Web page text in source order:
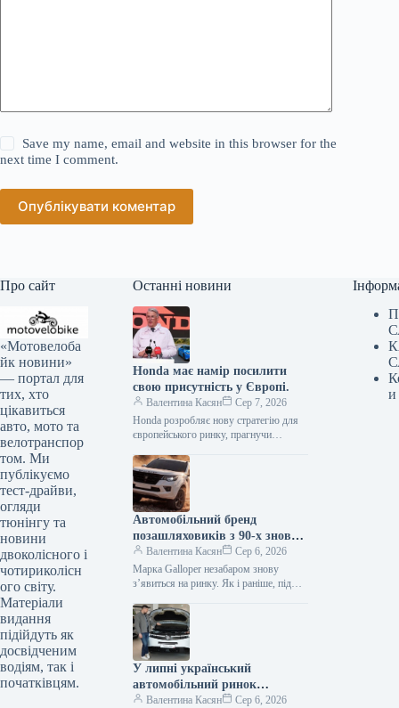
Save my name, email and website in this browser for the
next time I comment.
Опублікувати коментар
Про сайт
«Мотовелоба
йк новини»
— портал для
тих, хто
цікавиться
авто, мото та
велотранспор
том. Ми
публікуємо
тест-драйви,
огляди
тюнінгу та
новини
двоколісного і
чотириколісн
ого світу.
Матеріали
видання
підійдуть як
досвідченим
водіям, так і
початківцям.
Останні новини
Honda має намір посилити
свою присутність у Європі.
Валентина Касян
Сер 7, 2026
Honda розробляє нову стратегію для
європейського ринку, прагнучи
спаду обсягів збуту. Протягом
десятиліття компанія відзначила
зменшення…
Автомобільний бренд
позашляховиків з 90-х знову
з’явиться на ринку.
Валентина Касян
Сер 6, 2026
Марка Galloper незабаром знову
з’явиться на ринку. Як і раніше, під
випускатися автомобілі підвищеної
прохідності. Відродженням…
У липні український
автомобільний ринок
відзначився посиленням
Валентина Касян Сер 6, 2026
и